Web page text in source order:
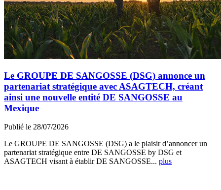
Le GROUPE DE SANGOSSE (DSG) annonce un
partenariat stratégique avec ASAGTECH, créant
ainsi une nouvelle entité DE SANGOSSE au
Mexique
Publié le 28/07/2026
Le GROUPE DE SANGOSSE (DSG) a le plaisir d’annoncer un
partenariat stratégique entre DE SANGOSSE by DSG et
ASAGTECH visant à établir DE SANGOSSE... plus